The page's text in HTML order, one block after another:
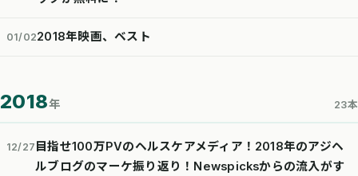
01/022018年映画、ベスト
2018年 23本
12/27 目指せ100万PVのヘルスケアメディア！2018年のアジヘ
ルブログのマーケ振り返り！Newspicksからの流入がす